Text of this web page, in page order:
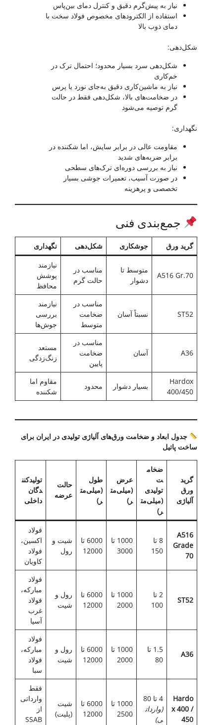
نیاز به پیش‌گرم دقیق و کنترل دمای بین‌پاس
استفاده از الکترودهای مخصوص فولاد سخت با
دمای ذوب بالا
شکل‌دهی:
شکل‌دهی سرد بسیار محدود؛ احتمال ترک در
خم‌کاری
نیاز به ماشین‌کاری دقیق به‌جای نورد یا پرس
در ضخامت‌های بالا، شکل‌دهی فقط در حالت
گرم توصیه می‌شود
نگهداری:
مقاومت عالی در برابر سایش، اما شکننده در
برابر ضربه‌های شدید
نیاز به بررسی دوره‌ای ترک‌های سطحی
در صورت آسیب، تعمیرات جوشی بسیار
تخصصی و پرهزینه
جمع‌بندی فنی
گرید ورق جوشکاری شکل‌دهی نگهداری
A516 Gr.70
متوسط تا
دشوار
مناسب در
حالت گرم
نیازمند
پوشش
محافظ
ST52 نسبتاً آسان
مناسب در
ضخامت
متوسط
نیازمند
بررسی
جوش‌ها
A36 آسان
مناسب در
ضخامت
پایین
مستعد
زنگ‌زدگی
Hardox
400/450
بسیار دشوار محدود
مقاوم اما
شکننده
جدول ابعاد و ضخامت ورق‌های آلیاژی تولیدی در ایران برای
ساخت پاتیل
گرید
ورق
آلیاژی
ضخام
ت
تولیدی
(میلی‌مت
ر)
عرض
(میلی‌مت
ر)
طول
(میلی‌مت
ر)
حالت
عرضه
تولیدکنن
دگان
داخلی
A516
Grade
70
8 تا
150
1000 تا
3000
6000 تا
12000
شیت و
رول
فولاد
اکسین،
فولاد
کاویان
ST52
2 تا
100
1000 تا
2000
6000 تا
12000
رول و
شیت
فولاد
مبارکه،
فولاد
غرب
آسیا
A36
1.5 تا
80
1000 تا
2000
6000 تا
12000
رول و
شیت
فولاد
مبارکه،
فولاد
سبا
Hardo
x 400 /
450
4 تا 80
(واردات
ی)
1000 تا
2500
6000 تا
12000
شیت
(پلیت)
فقط
وارداتی
از
SSAB